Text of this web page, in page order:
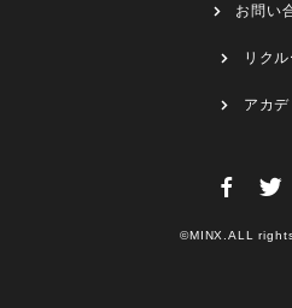
お問い
リクル
アカデ
©MINX.ALL